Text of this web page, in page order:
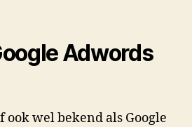
Adwords
ook wel bekend als Google